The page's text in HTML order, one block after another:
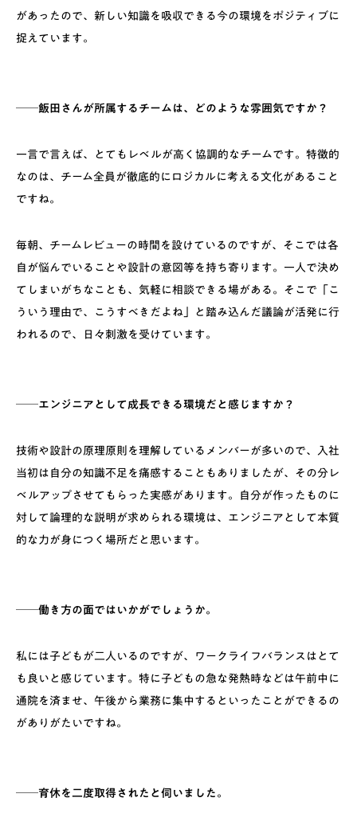
があったので、新しい知識を吸収できる今の環境をポジティブに
捉えています。
──飯田さんが所属するチームは、どのような雰囲気ですか？
一言で言えば、とてもレベルが高く協調的なチームです。特徴的
なのは、チーム全員が徹底的にロジカルに考える文化があること
ですね。
毎朝、チームレビューの時間を設けているのですが、そこでは各
自が悩んでいることや設計の意図等を持ち寄ります。一人で決め
てしまいがちなことも、気軽に相談できる場がある。そこで「こ
ういう理由で、こうすべきだよね」と踏み込んだ議論が活発に行
われるので、日々刺激を受けています。
──エンジニアとして成長できる環境だと感じますか？
技術や設計の原理原則を理解しているメンバーが多いので、入社
当初は自分の知識不足を痛感することもありましたが、その分レ
ベルアップさせてもらった実感があります。自分が作ったものに
対して論理的な説明が求められる環境は、エンジニアとして本質
的な力が身につく場所だと思います。
──働き方の面ではいかがでしょうか。
私には子どもが二人いるのですが、ワークライフバランスはとて
も良いと感じています。特に子どもの急な発熱時などは午前中に
通院を済ませ、午後から業務に集中するといったことができるの
がありがたいですね。
──育休を二度取得されたと伺いました。